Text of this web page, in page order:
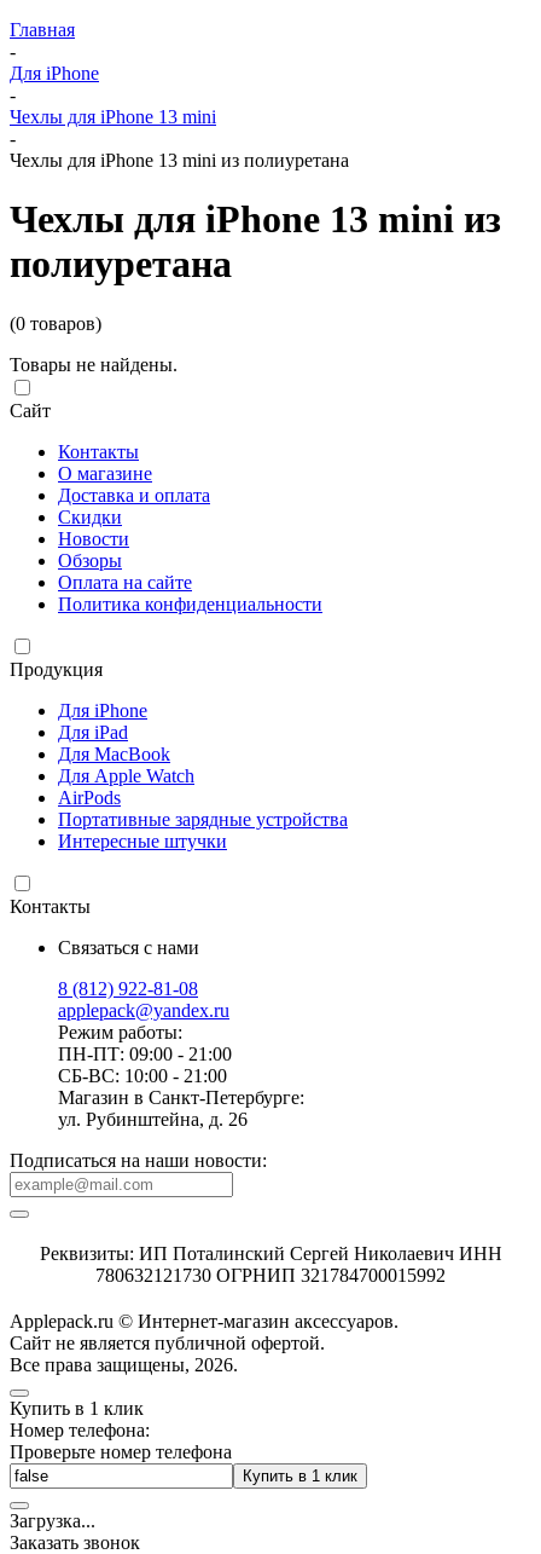
Главная
-
Для iPhone
-
Чехлы для iPhone 13 mini
-
Чехлы для iPhone 13 mini из полиуретана
Чехлы для iPhone 13 mini из
полиуретана
(0 товаров)
Товары не найдены.
Сайт
Контакты
О магазине
Доставка и оплата
Скидки
Новости
Обзоры
Оплата на сайте
Политика конфиденциальности
Продукция
Для iPhone
Для iPad
Для MacBook
Для Apple Watch
AirPods
Портативные зарядные устройства
Интересные штучки
Контакты
Связаться с нами
8 (812) 922-81-08
applepack@yandex.ru
Режим работы:
ПН-ПТ: 09:00 - 21:00
СБ-ВС: 10:00 - 21:00
Магазин в Санкт-Петербурге:
ул. Рубинштейна, д. 26
Подписаться на наши новости:
Реквизиты: ИП Поталинский Сергей Николаевич ИНН
780632121730 ОГРНИП 321784700015992
Applepack.ru © Интернет-магазин аксессуаров.
Cайт не является публичной офертой.
Все права защищены, 2026.
Купить в 1 клик
Номер телефона:
Проверьте номер телефона
Купить в 1 клик
Загрузка...
Заказать звонок